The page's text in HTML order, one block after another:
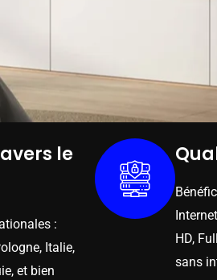
le
:
Italie,
et bien
HD,
sans